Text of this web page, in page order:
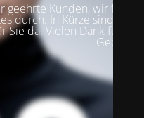
geehrte Kunden, wir führen
durch. In Kürze sind wir in
da. Vielen Dank für Ihre
Geduld!".